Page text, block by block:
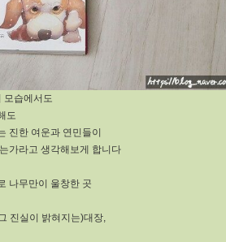
모습에서도
도
진한 여운과 연민들이
가라고 생각해보게 합니다
나무만이 울창한 곳
진실이 밝혀지는)대장,